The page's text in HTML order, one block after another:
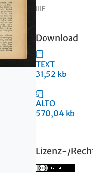
IIIF
Download
TEXT
31,52 kb
ALTO
570,04 kb
Lizenz-/